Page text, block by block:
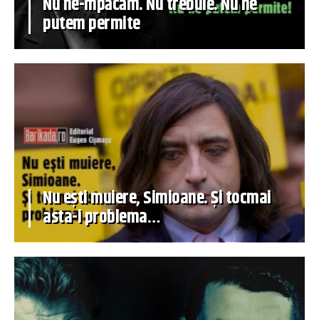
putem permite
Nu ești muiere, Simioane. Și tocmai
asta-i problema…